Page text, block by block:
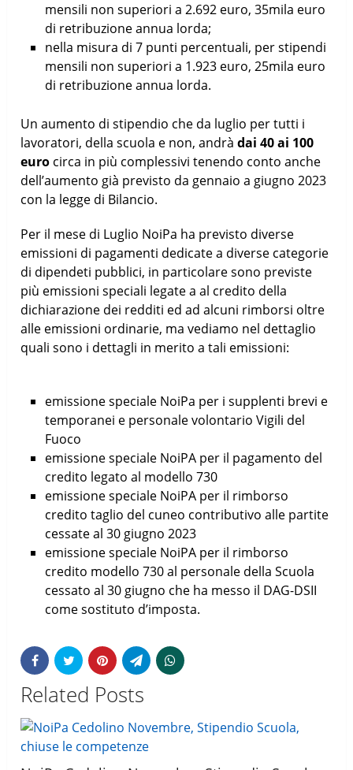
mensili non superiori a 2.692 euro, 35mila euro
di retribuzione annua lorda;
nella misura di 7 punti percentuali, per stipendi
mensili non superiori a 1.923 euro, 25mila euro
di retribuzione annua lorda.
Un aumento di stipendio che da luglio per tutti i
lavoratori, della scuola e non, andràdai 40 ai 100
euro circa in più complessivi tenendo conto anche
dell’aumento già previsto da gennaio a giugno 2023
con la legge di Bilancio.
Per il mese di Luglio NoiPa ha previsto diverse
emissioni di pagamenti dedicate a diverse categorie
di dipendeti pubblici, in particolare sono previste
più emissioni speciali legate a al credito della
dichiarazione dei redditi ed ad alcuni rimborsi oltre
alle emissioni ordinarie, ma vediamo nel dettaglio
quali sono i dettagli in merito a tali emissioni:
emissione speciale NoiPa per i supplenti brevi e
temporanei e personale volontario Vigili del
Fuoco
emissione speciale NoiPA per il pagamento del
credito legato al modello 730
emissione speciale NoiPA per il rimborso
credito taglio del cuneo contributivo alle partite
cessate al 30 giugno 2023
emissione speciale NoiPA per il rimborso
credito modello 730 al personale della Scuola
cessato al 30 giugno che ha messo il DAG-DSII
come sostituto d’imposta.
Related Posts